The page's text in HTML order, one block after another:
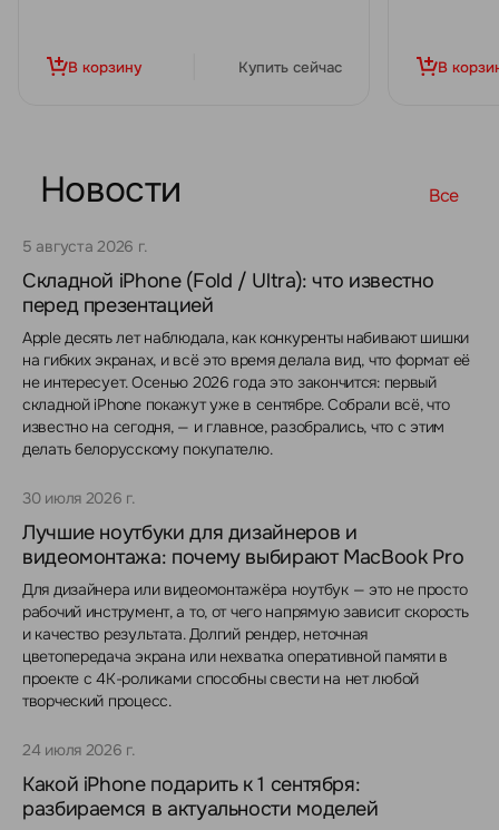
В корзину Купить сейчас В
Новости Все
5 августа 2026 г.
Складной iPhone (Fold / Ultra): что известно
перед презентацией
Apple десять лет наблюдала, как конкуренты набивают шишки
на гибких экранах, и всё это время делала вид, что формат её
не интересует. Осенью 2026 года это закончится: первый
складной iPhone покажут уже в сентябре. Собрали всё, что
известно на сегодня, — и главное, разобрались, что с этим
делать белорусскому покупателю.
30 июля 2026 г.
Лучшие ноутбуки для дизайнеров и
видеомонтажа: почему выбирают MacBook Pro
Для дизайнера или видеомонтажёра ноутбук — это не просто
рабочий инструмент, а то, от чего напрямую зависит скорость
и качество результата. Долгий рендер, неточная
цветопередача экрана или нехватка оперативной памяти в
проекте с 4K-роликами способны свести на нет любой
творческий процесс.
24 июля 2026 г.
Какой iPhone подарить к 1 сентября:
разбираемся в актуальности моделей